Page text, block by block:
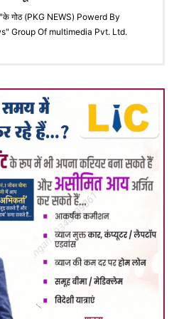
"के गोठ (PKG NEWS) Powerd By
Group Of multimedia Pvt. Ltd.